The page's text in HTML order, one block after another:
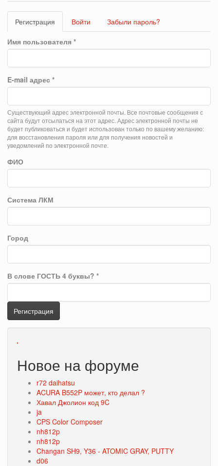
Главные
вкладки
Регистрация (активная
вкладка)
Войти Забыли пароль?
Имя пользователя *
E-mail адрес *
Существующий адрес электронной почты. Все почтовые сообщения с
сайта будут отсылаться на этот адрес. Адрес электронной почты не
будет публиковаться и будет использован только по вашему желанию:
для восстановления пароля или для получения новостей и
уведомлений по электронной почте.
ФИО
Система ЛКМ
Город
В слове ГОСТЬ 4 буквы? *
Регистрация
Новое на форуме
r72 daihatsu
ACURA B552P может, кто делал ?
Хавал Джолион код 9C
ja
CPS Color Composer
nh812p
nh812p
Changan SH9, Y36 - ATOMIC GRAY, PUTTY
d06